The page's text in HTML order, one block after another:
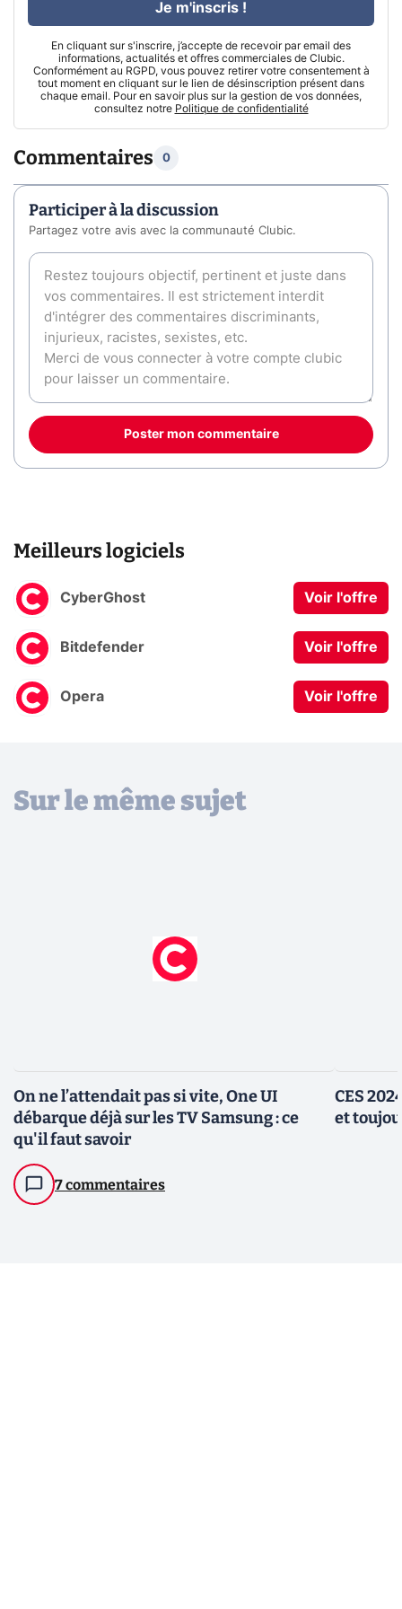
En cliquant sur s'inscrire, j’accepte de recevoir par email des
informations, actualités et offres commerciales de Clubic.
Conformément au RGPD, vous pouvez retirer votre consentement à
tout moment en cliquant sur le lien de désinscription présent dans
chaque email. Pour en savoir plus sur la gestion de vos données,
consultez notre Politique de confidentialité
Je m'inscris !
Commentaires 0
Participer à la discussion
Partagez votre avis avec la communauté Clubic.
Poster mon commentaire
Meilleurs logiciels
CyberGhost Voir l'offre
Bitdefender Voir l'offre
Opera Voir l'offre
Sur le même sujet
On ne l’attendait pas si vite, One UI
débarque déjà sur les TV Samsung : ce
qu'il faut savoir
7 commentaires
CES
et